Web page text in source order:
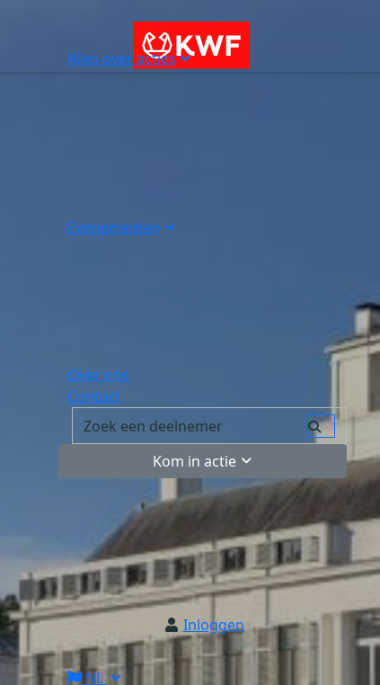
Alles over acties
Evenementen
Over ons
Contact
Kom in actie
Inloggen
NL